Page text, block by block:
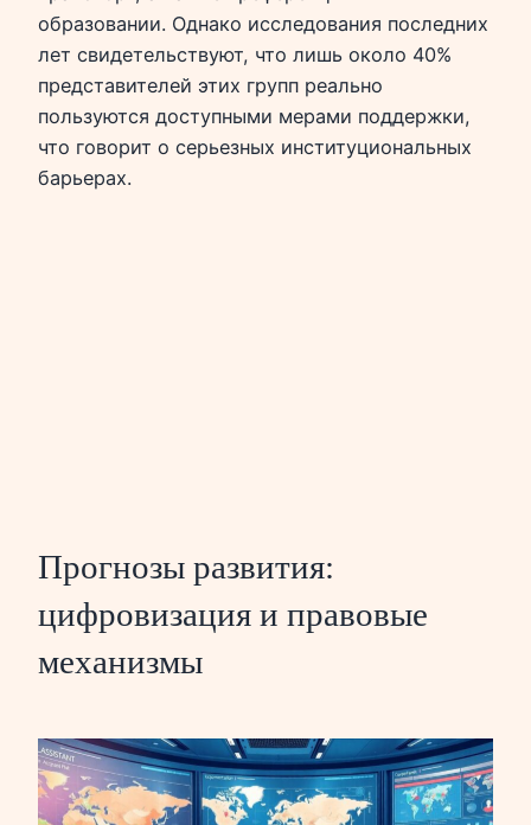
образовании. Однако исследования последних
лет свидетельствуют, что лишь около 40%
представителей этих групп реально
пользуются доступными мерами поддержки,
что говорит о серьезных институциональных
барьерах.
Прогнозы развития:
цифровизация и правовые
механизмы